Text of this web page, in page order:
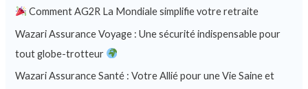
Comment AG2R La Mondiale simplifie votre retraite
Wazari Assurance Voyage : Une sécurité indispensable pour
tout globe-trotteur
Wazari Assurance Santé : Votre Allié pour une Vie Saine et